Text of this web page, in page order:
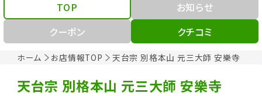
ホーム お店情報TOP 天台宗 別格本山 元三大師 安樂寺
TOP
お知らせ
クーポン
クチコミ
天台宗 別格本山 元三大師 安樂寺